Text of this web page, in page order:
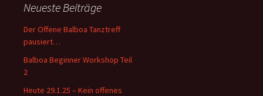
n
a
c
h
:
Neueste Beiträge
Der Offene Balboa Tanztreff
pausiert…
Balboa Beginner Workshop Teil
2
Heute 29.1.25 – Kein offenes